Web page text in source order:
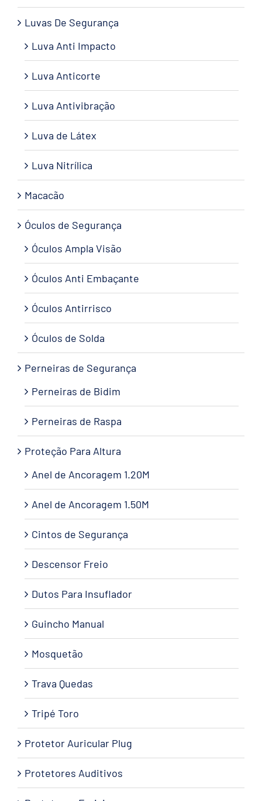
Luvas De Segurança
Luva Anti Impacto
Luva Anticorte
Luva Antivibração
Luva de Látex
Luva Nitrílica
Macacão
Óculos de Segurança
Óculos Ampla Visão
Óculos Anti Embaçante
Óculos Antirrisco
Óculos de Solda
Perneiras de Segurança
Perneiras de Bidim
Perneiras de Raspa
Proteção Para Altura
Anel de Ancoragem 1.20M
Anel de Ancoragem 1.50M
Cintos de Segurança
Descensor Freio
Dutos Para Insuflador
Guincho Manual
Mosquetão
Trava Quedas
Tripé Toro
Protetor Auricular Plug
Protetores Auditivos